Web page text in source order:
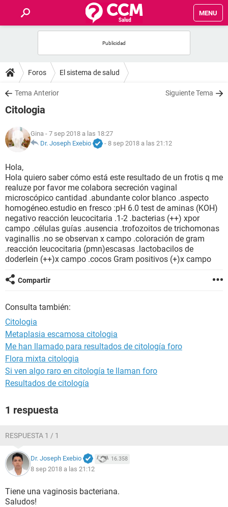
MENU
FOROS
SALUD
FAMILIA
NUTRICIÓN
BIENESTAR
SEXUALIDAD
GLOSARIO
Foros El sistema de salud
Tema Anterior Siguiente Tema
Citologia
Gina - 7 sep 2018 a las 18:27
Dr. Joseph Exebio
- 8 sep 2018 a las 21:12
Hola,
Hola quiero saber cómo está este resultado de un frotis q me
realuze por favor me colabora secreción vaginal
microscópico cantidad .abundante color blanco .aspecto
homogéneo.estudio en fresco :pH 6.0 test de aminas (KOH)
negativo reacción leucocitaria .1-2 .bacterias (++) xpor
campo .células guías .ausencia .trofozoitos de trichomonas
vaginallis .no se observan x campo .coloración de gram
.reacción leucocitaria (pmn)escasas .lactobacilos de
doderlein (++)x campo .cocos Gram positivos (+)x campo
Compartir
Consulta también:
Citologia
Metaplasia escamosa citologia
Me han llamado para resultados de citología foro
Flora mixta citologia
Si ven algo raro en citología te llaman foro
Resultados de citología
1 respuesta
RESPUESTA 1 / 1
Dr. Joseph Exebio 16.358
8 sep 2018 a las 21:12
Tiene una vaginosis bacteriana.
Saludos!